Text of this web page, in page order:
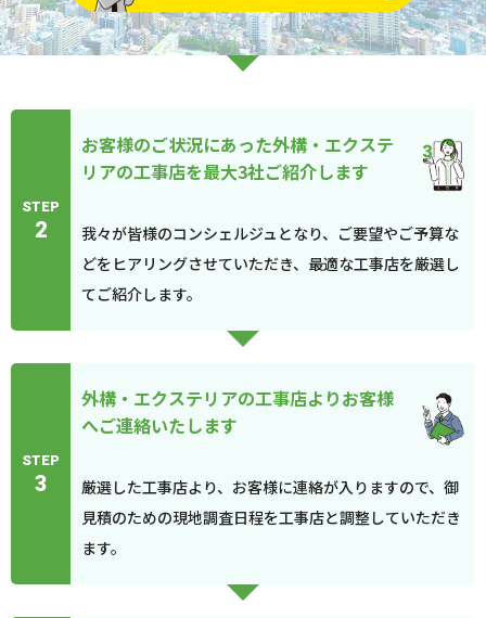
STEP
2
お客様のご状況にあった外構・エクステ
リアの工事店を最大3社ご紹介します
我々が皆様のコンシェルジュとなり、ご要望やご予算な
どをヒアリングさせていただき、最適な工事店を厳選し
てご紹介します。
STEP
3
外構・エクステリアの工事店よりお客様
へご連絡いたします
厳選した工事店より、お客様に連絡が入りますので、御
見積のための現地調査日程を工事店と調整していただき
ます。